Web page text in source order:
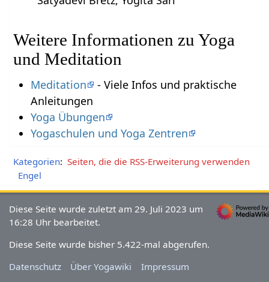
Weitere Informationen zu Yoga
und Meditation
Meditation
- Viele Infos und praktische
Anleitungen
Yoga Übungen
Yogaschulen und Yoga Zentren
Kategorien: Seiten, die die RSS-Erweiterung verwenden
Engel
Diese Seite wurde zuletzt am 29. Juli 2023 um
16:28 Uhr bearbeitet.
Diese Seite wurde bisher 5.422-mal abgerufen.
Datenschutz
Über Yogawiki Impressum